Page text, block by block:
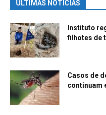
ÚLTIMAS NOTÍCIAS
Instituto
filhotes de
Casos de
continuam